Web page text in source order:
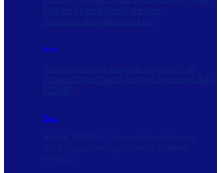
Baru
Baru